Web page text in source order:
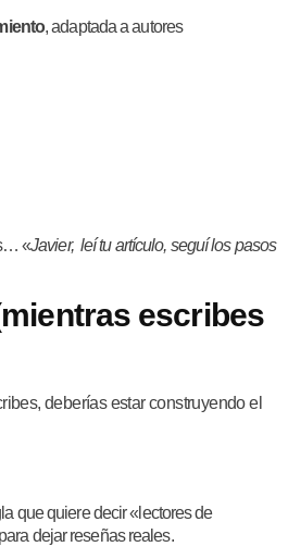
, adaptada a autores
«Javier, leí tu artículo, seguí los pasos
escribes
deberías estar construyendo el
que quiere decir «lectores de
dejar reseñas reales.